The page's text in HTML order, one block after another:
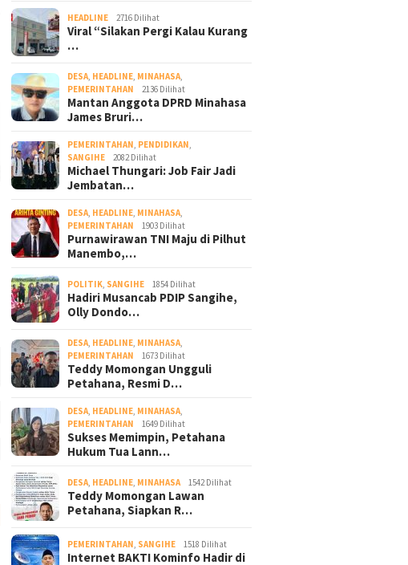
HEADLINE 2716 Dilihat
Viral “Silakan Pergi Kalau Kurang
…
DESA, HEADLINE, MINAHASA,
PEMERINTAHAN
2136 Dilihat
Mantan Anggota DPRD Minahasa
James Bruri…
PEMERINTAHAN, PENDIDIKAN,
SANGIHE
2082 Dilihat
Michael Thungari: Job Fair Jadi
Jembatan…
DESA, HEADLINE, MINAHASA,
PEMERINTAHAN
1903 Dilihat
Purnawirawan TNI Maju di Pilhut
Manembo,…
POLITIK, SANGIHE 1854 Dilihat
Hadiri Musancab PDIP Sangihe,
Olly Dondo…
DESA, HEADLINE, MINAHASA,
PEMERINTAHAN
1673 Dilihat
Teddy Momongan Ungguli
Petahana, Resmi D…
DESA, HEADLINE, MINAHASA,
PEMERINTAHAN
1649 Dilihat
Sukses Memimpin, Petahana
Hukum Tua Lann…
DESA, HEADLINE, MINAHASA 1542 Dilihat
Teddy Momongan Lawan
Petahana, Siapkan R…
PEMERINTAHAN, SANGIHE 1518 Dilihat
Internet BAKTI Kominfo Hadir di